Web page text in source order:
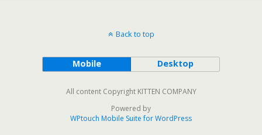
Back to top
Mobile Desktop
All content Copyright KITTEN COMPANY
Powered by
WPtouch Mobile Suite for WordPress